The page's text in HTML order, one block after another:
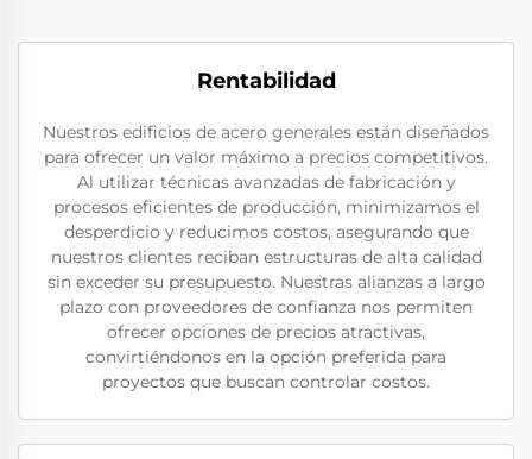
Rentabilidad
Nuestros edificios de acero generales están diseñados
para ofrecer un valor máximo a precios competitivos.
Al utilizar técnicas avanzadas de fabricación y
procesos eficientes de producción, minimizamos el
desperdicio y reducimos costos, asegurando que
nuestros clientes reciban estructuras de alta calidad
sin exceder su presupuesto. Nuestras alianzas a largo
plazo con proveedores de confianza nos permiten
ofrecer opciones de precios atractivas,
convirtiéndonos en la opción preferida para
proyectos que buscan controlar costos.